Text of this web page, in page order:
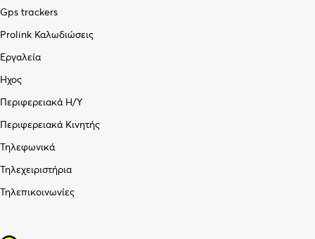
Gps trackers
Prolink Καλωδιώσεις
Εργαλεία
Ήχος
Περιφερειακά Η/Υ
Περιφερειακά Κινητής
Τηλεφωνικά
Τηλεχειριστήρια
Τηλεπικοινωνίες